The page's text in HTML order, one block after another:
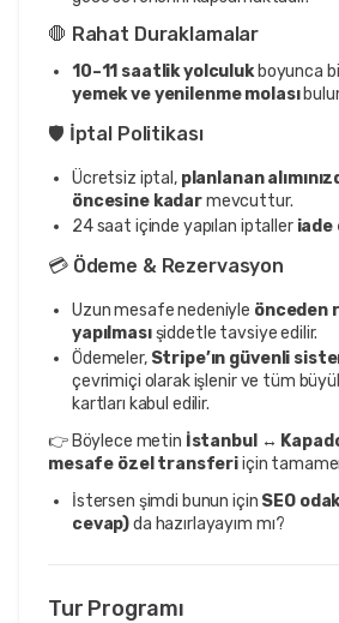
🛑 Rahat Duraklamalar
10–11 saatlik yolculukboyunca
yemek ve yenilenme molası
🛡️ İptal Politikası
Ücretsiz iptal, planlanan
öncesine kadarmevcuttur.
24 saat içinde yapılan iptaller iade
💳 Ödeme & Rezervasyon
Uzun mesafe nedeniyle önceden
yapılmasışiddetle tavsiye edilir.
Ödemeler, Stripe’ın güvenli
çevrimiçi olarak işlenir ve tüm
kartları kabul edilir.
👉 Böylece metin İstanbul ↔
mesafe özel transferiiçin
İstersen şimdi bunun için SEO
cevap)da hazırlayayım mı?
Tur Programı